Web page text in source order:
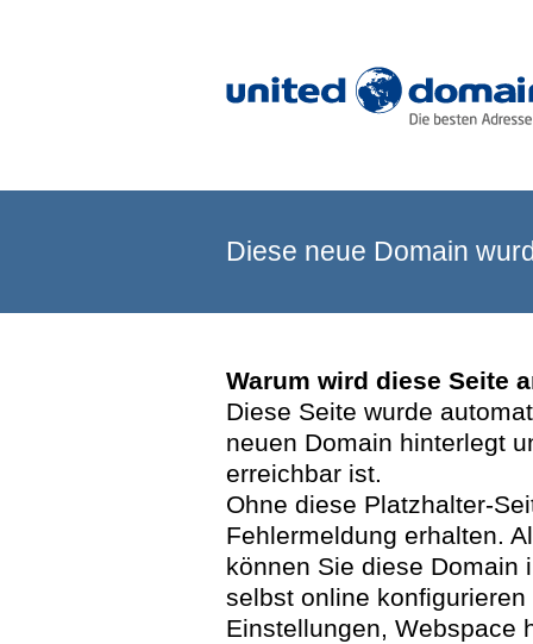
Diese neue Domain
Warum wird diese Seite
Diese Seite wurde
neuen Domain hinterlegt
erreichbar ist.
Ohne diese Platzhalter-
Fehlermeldung erhalten.
können Sie diese Domain
selbst online
Einstellungen, Webspace